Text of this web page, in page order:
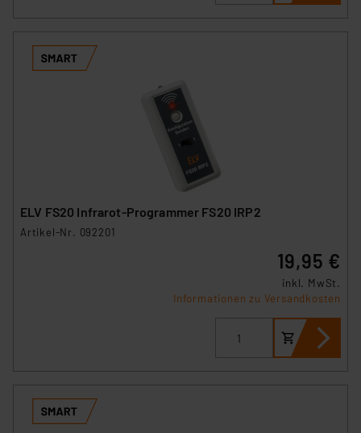
ELV FS20 Infrarot-Programmer FS20 IRP2
Artikel-Nr. 092201
19,95 €
inkl. MwSt.
Informationen zu Versandkosten